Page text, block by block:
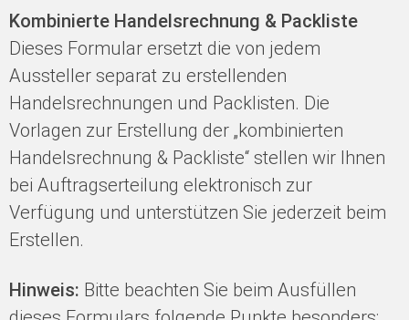
Kombinierte Handelsrechnung & Packliste
Dieses Formular ersetzt die von jedem
Aussteller separat zu erstellenden
Handelsrechnungen und Packlisten. Die
Vorlagen zur Erstellung der „kombinierten
Handelsrechnung & Packliste“ stellen wir Ihnen
bei Auftragserteilung elektronisch zur
Verfügung und unterstützen Sie jederzeit beim
Erstellen.
Hinweis: Bitte beachten Sie beim Ausfüllen